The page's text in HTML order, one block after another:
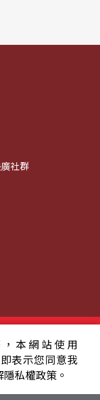
社群
版權所有
隱私權條款
本網站使用
表示您同意我
私權政策。